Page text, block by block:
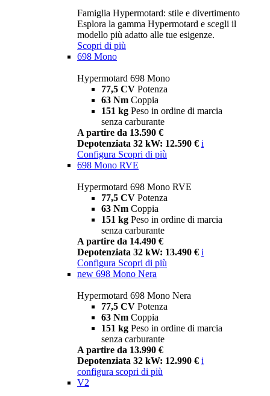
Famiglia Hypermotard: stile e divertimento
Esplora la gamma Hypermotard e scegli il
modello più adatto alle tue esigenze.
Scopri di più
698 Mono
Hypermotard 698 Mono
77,5 CV Potenza
63 Nm Coppia
151 kg Peso in ordine di marcia
senza carburante
A partire da 13.590 €
Depotenziata 32 kW: 12.590 € i
Configura Scopri di più
698 Mono RVE
Hypermotard 698 Mono RVE
77,5 CV Potenza
63 Nm Coppia
151 kg Peso in ordine di marcia
senza carburante
A partire da 14.490 €
Depotenziata 32 kW: 13.490 € i
Configura Scopri di più
new 698 Mono Nera
Hypermotard 698 Mono Nera
77,5 CV Potenza
63 Nm Coppia
151 kg Peso in ordine di marcia
senza carburante
A partire da 13.990 €
Depotenziata 32 kW: 12.990 € i
configura scopri di più
V2